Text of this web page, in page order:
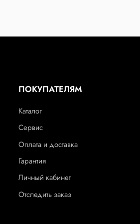
ПОКУПАТЕЛЯМ
Каталог
Сервис
Оплата и доставка
Гарантия
Личный кабинет
Отследить заказ